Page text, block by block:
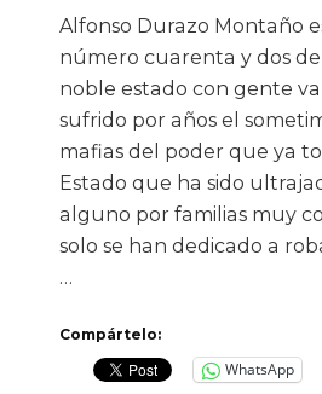
Alfonso Durazo Montaño
número cuarenta y dos de
noble estado con gente
sufrido por años el
mafias del poder que ya
Estado que ha sido
alguno por familias muy
solo se han dedicado a
…
Compártelo:
WhatsApp